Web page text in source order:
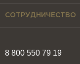
8 800 550 79 19
СОТРУДНИЧЕСТВО